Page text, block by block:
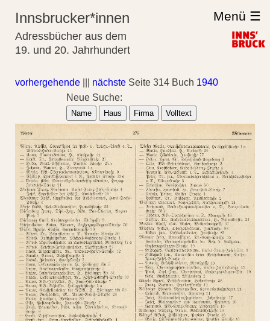
Innsbrucker*innen
Adressbücher aus dem
19. und 20. Jahrhundert
Menü ☰
vorhergehende nächste Seite 314 Buch 1940
Neue Suche:
Name Haus Firma Volltext